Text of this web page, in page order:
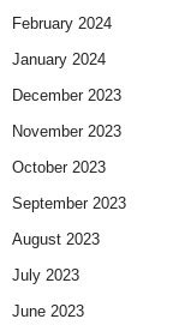
February 2024
January 2024
December 2023
November 2023
October 2023
September 2023
August 2023
July 2023
June 2023